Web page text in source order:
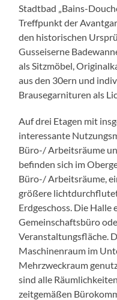
Stadtbad „Bains-
Treffpunkt der
den historischen
Gusseiserne
als Sitzmöbel,
aus den 30ern und
Brausegarnituren als
Auf drei Etagen mit
interessante
Büro-/ Arbeitsräume
befinden sich im
Büro-/ Arbeitsräume,
größere
Erdgeschoss. Die Halle
Gemeinschaftsbüro
Veranstaltungsfläche.
Maschinenraum im
Mehrzweckraum
sind alle
zeitgemäßen